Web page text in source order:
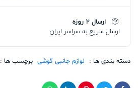
Series
Folding
تعداد
ارسال 2 روزه
ارسال سریع به سراسر ایران
دسته بندی ها : لوازم جانبی گوشی برچسب ها :